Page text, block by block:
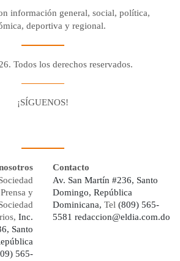
información general, social, política,
deportiva y regional.
Todos los derechos reservados.
¡SÍGUENOS!
y
Inc.
Santo
565-
Contacto
Av. San Martín #236, Santo
Domingo, República
Dominicana, Tel (809) 565-
5581 redaccion@eldia.com.do